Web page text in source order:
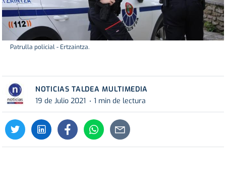
Patrulla policial - Ertzaintza.
NOTICIAS TALDEA MULTIMEDIA
19 de Julio 2021
1 min de lectura